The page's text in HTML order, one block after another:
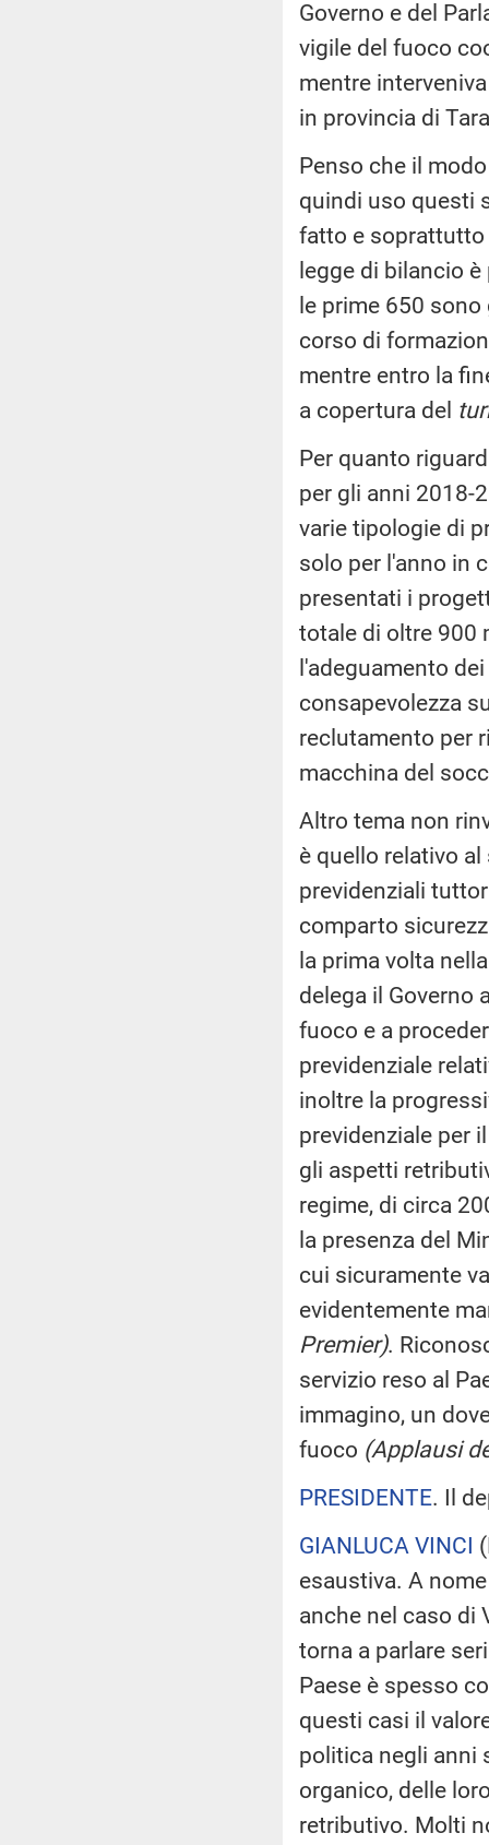
Governo e del
vigile del fuoco
mentre
in provincia di
Penso che il
quindi uso questi
fatto e soprattutto
legge di bilancio
le prime 650
corso di
mentre entro la
a copertura del
Per quanto
per gli anni 2018-
varie tipologie di
solo per l'anno in
presentati i
totale di oltre 900
l'adeguamento
consapevolezza
reclutamento per
macchina del
Altro tema non
è quello relativo
previdenziali
comparto
la prima volta
delega il Governo
fuoco e a
previdenziale
inoltre la
previdenziale per
gli aspetti
regime, di circa
la presenza del
cui sicuramente
evidentemente
Premier).
servizio reso al
immagino, un
fuoco (Applausi
PRESIDENTE. Il
GIANLUCA VINCI (
esaustiva. A
anche nel caso di
torna a parlare
Paese è spesso
questi casi il
politica negli anni
organico, delle
retributivo. Molti